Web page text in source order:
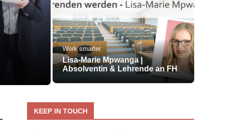
Work smarter.
Lisa-Marie Mpwanga |
Absolventin & Lehrende an FH
KEEP IN TOUCH